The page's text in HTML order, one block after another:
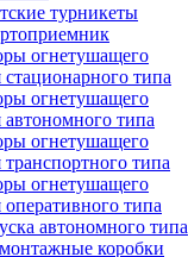
турникеты
огнетушащего
стационарного типа
огнетушащего
автономного типа
огнетушащего
транспортного типа
огнетушащего
оперативного типа
автономного типа
коробки